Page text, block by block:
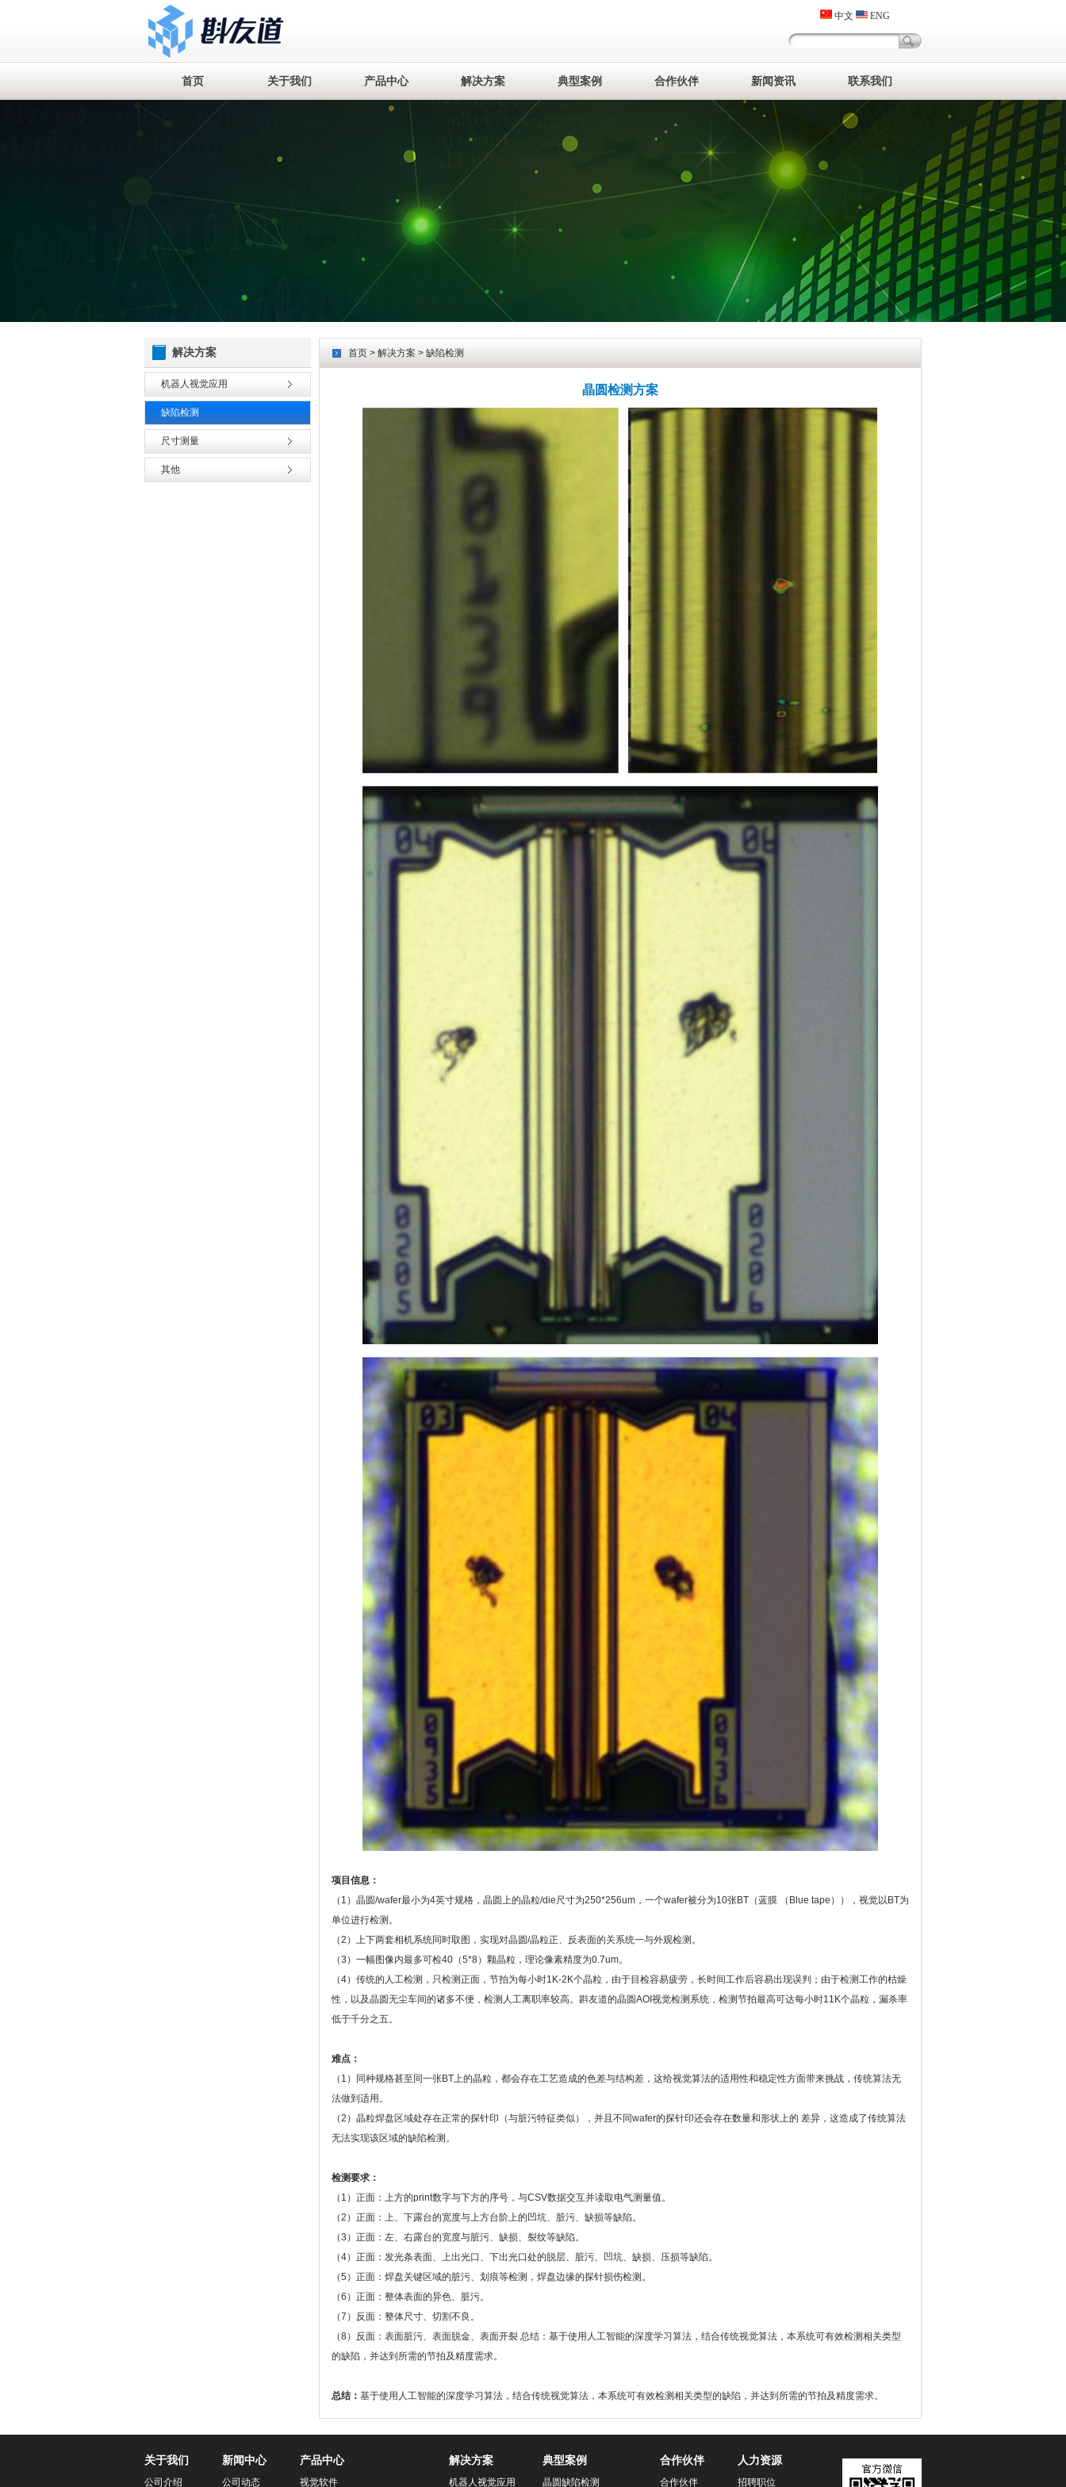
中文 ENG
首页 关于我们 产品中心 解决方案 典型案例 合作伙伴 新闻资讯 联系我们
解决方案
机器人视觉应用
缺陷检测
尺寸测量
其他
首页 > 解决方案 > 缺陷检测
晶圆检测方案
项目信息：
（1）晶圆/wafer最小为4英寸规格，晶圆上的晶粒/die尺寸为250*256um，一个wafer被分为10张BT（蓝膜 （Blue tape）），视觉以BT为
单位进行检测。
（2）上下两套相机系统同时取图，实现对晶圆/晶粒正、反表面的关系统一与外观检测。
（3）一幅图像内最多可检40（5*8）颗晶粒，理论像素精度为0.7um。
（4）传统的人工检测，只检测正面，节拍为每小时1K-2K个晶粒，由于目检容易疲劳，长时间工作后容易出现误判；由于检测工作的枯燥
性，以及晶圆无尘车间的诸多不便，检测人工离职率较高。斟友道的晶圆AOI视觉检测系统，检测节拍最高可达每小时11K个晶粒，漏杀率
低于千分之五。
难点：
（1）同种规格甚至同一张BT上的晶粒，都会存在工艺造成的色差与结构差，这给视觉算法的适用性和稳定性方面带来挑战，传统算法无
法做到适用。
（2）晶粒焊盘区域处存在正常的探针印（与脏污特征类似），并且不同wafer的探针印还会存在数量和形状上的 差异，这造成了传统算法
无法实现该区域的缺陷检测。
检测要求：
（1）正面：上方的print数字与下方的序号，与CSV数据交互并读取电气测量值。
（2）正面：上、下露台的宽度与上方台阶上的凹坑、脏污、缺损等缺陷。
（3）正面：左、右露台的宽度与脏污、缺损、裂纹等缺陷。
（4）正面：发光条表面、上出光口、下出光口处的脱层、脏污、凹坑、缺损、压损等缺陷。
（5）正面：焊盘关键区域的脏污、划痕等检测，焊盘边缘的探针损伤检测。
（6）正面：整体表面的异色、脏污。
（7）反面：整体尺寸、切割不良。
（8）反面：表面脏污、表面脱金、表面开裂 总结：基于使用人工智能的深度学习算法，结合传统视觉算法，本系统可有效检测相关类型
的缺陷，并达到所需的节拍及精度需求。
总结： 基于使用人工智能的深度学习算法，结合传统视觉算法，本系统可有效检测相关类型的缺陷，并达到所需的节拍及精度需求。
关于我们
公司介绍
新闻中心
公司动态
产品中心
视觉软件
解决方案
机器人视觉应用
典型案例
晶圆缺陷检测
合作伙伴
合作伙伴
人力资源
招聘职位